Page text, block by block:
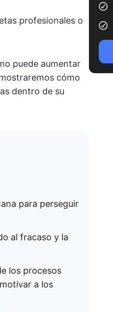
profesionales o
puede aumentar
cómo
dentro de su
para perseguir
al fracaso y la
los procesos
a los